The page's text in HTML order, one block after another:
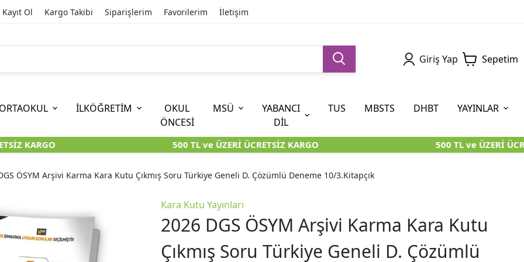
Kayıt Ol Kargo Takibi Siparişlerim Favorilerim İletişim
Giriş Yap Sepetim
11. SINIF
KARA KUTU KİTAPLARI
TYT
KARA KUTU KİTAPLARI
AYT
KARA KUTU KİTAPLARI
EĞİTİM BİLİMLERİ
KARA KUTU KİTAPLARI
LİSANS
KARA KUTU KİTAPLARI
ÖABT
ÖZGÜN ÜRÜNLER
ORTAOKUL
6. SINIF (İOKBS)
KARA KUTU KİTAPLARI
5. SINIF (İOKBS)
KARA KUTU KİTAPLARI
İLKÖĞRETİM
OKUL
ÖNCESİ
MSÜ
YABANCI
DİL
TUS MBSTS DHBT YAYINLAR
KARGO 500 TL ve ÜZERİ ÜCRETSİZ KARGO 500 TL ve ÜZERİ
ÖSYM Arşivi Karma Kara Kutu Çıkmış Soru Türkiye Geneli D. Çözümlü Deneme 10/3.Kitapçık
Kara Kutu Yayınları
2026 DGS ÖSYM Arşivi Karma Kara Kutu
Çıkmış Soru Türkiye Geneli D. Çözümlü